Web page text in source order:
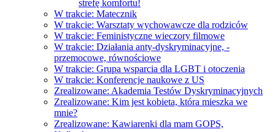
strefę komfortu!
W trakcie: Matecznik
W trakcie: Warsztaty wychowawcze dla rodziców
W trakcie: Feministyczne wieczory filmowe
W trakcie: Działania anty-dyskryminacyjne, -
przemocowe, równościowe
W trakcie: Grupa wsparcia dla LGBT i otoczenia
W trakcie: Konferencje naukowe z US
Zrealizowane: Akademia Testów Dyskryminacyjnych
Zrealizowane: Kim jest kobieta, która mieszka we
mnie?
Zrealizowane: Kawiarenki dla mam GOPS,